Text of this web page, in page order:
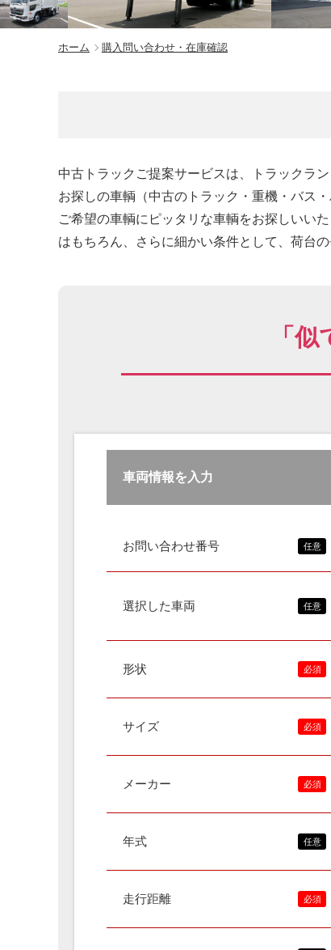
ホーム 購入問い合わせ・在庫確認
中古トラックご提案サービスは、トラックラ
お探しの車輌（中古のトラック・重機・バス
ご希望の車輌にピッタリな車輌をお探しいい
はもちろん、さらに細かい条件として、荷台
「
車両情報を入力
お問い合わせ番号
選択した車両
形状
サイズ
メーカー
年式
走行距離